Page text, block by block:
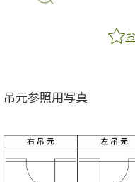
吊元参照用写真